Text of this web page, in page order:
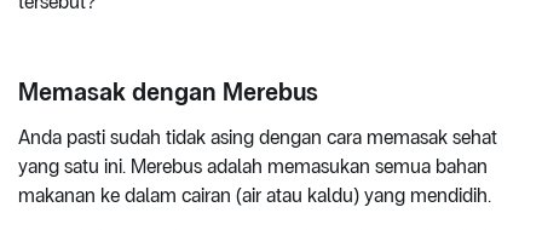
Memasak dengan Merebus
Anda pasti sudah tidak asing dengan cara memasak sehat
yang satu ini. Merebus adalah memasukan semua bahan
makanan ke dalam cairan (air atau kaldu) yang mendidih.